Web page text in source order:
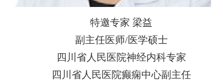
特邀专家 梁益
副主任医师/医学硕士
四川省人民医院神经内科专家
四川省人民医院癫痫中心副主任